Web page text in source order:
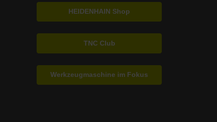
HEIDENHAIN Shop
TNC Club
Werkzeugmaschine im Fokus